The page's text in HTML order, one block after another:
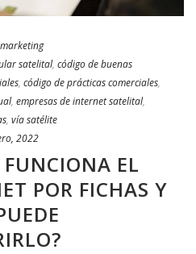
satelital, código de buenas
, código de prácticas comerciales,
, empresas de internet satelital,
, vía satélite
2022
EL
POR FICHAS Y